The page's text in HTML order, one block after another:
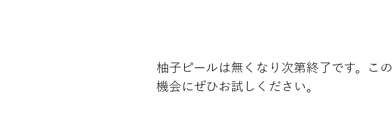
柚子ピールは無くなり次第終了です。この
機会にぜひお試しください。